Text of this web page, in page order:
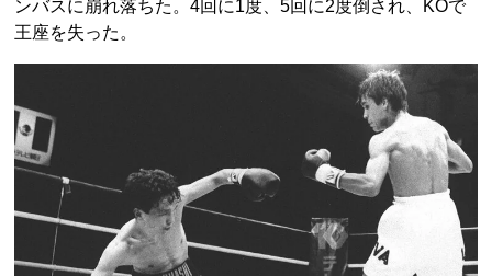
ンバスに崩れ落ちた。4回に1度、5回に2度倒され、KOで
王座を失った。